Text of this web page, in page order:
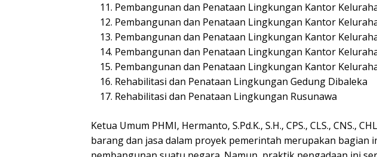
Pembangunan dan Penataan Lingkungan Kantor
Pembangunan dan Penataan Lingkungan Kantor
Pembangunan dan Penataan Lingkungan Kantor
Pembangunan dan Penataan Lingkungan Kantor
Pembangunan dan Penataan Lingkungan Kantor
Rehabilitasi dan Penataan Lingkungan Gedung Dibaleka
Rehabilitasi dan Penataan Lingkungan Rusunawa
Ketua Umum PHMI, Hermanto, S.Pd.K., S.H., CPS., CLS., CNS.,
barang dan jasa dalam proyek pemerintah merupakan bagian